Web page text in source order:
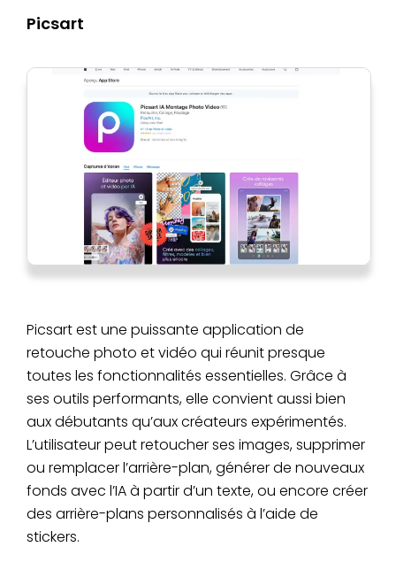
Picsart
Picsart est une puissante application de
retouche photo et vidéo qui réunit presque
toutes les fonctionnalités essentielles. Grâce à
ses outils performants, elle convient aussi bien
aux débutants qu’aux créateurs expérimentés.
L’utilisateur peut retoucher ses images, supprimer
ou remplacer l’arrière-plan, générer de nouveaux
fonds avec l’IA à partir d’un texte, ou encore créer
des arrière-plans personnalisés à l’aide de
stickers.